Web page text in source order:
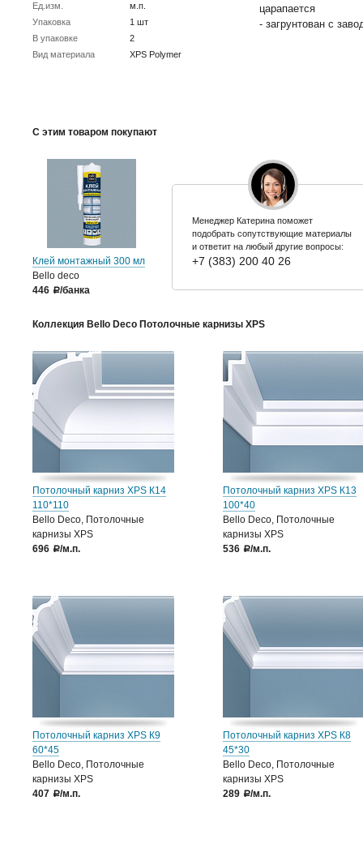
Ед.изм.
м.п.
Упаковка
1 шт
В упаковке
2
Вид материала
XPS Polymer
царапается
- загрунтован с
С этим товаром покупают
Клей монтажный 300 мл
Bello deco
446
a/банка
Менеджер Катерина поможет
подобрать сопутствующие материалы
и ответит на любый другие вопросы:
+7 (383) 200 40 26
Коллекция Bello Deco Потолочные карнизы XPS
Потолочный карниз XPS К14
110*110
Bello Deco, Потолочные
карнизы XPS
696
a/м.п.
Потолочный карниз XPS К13
100*40
Bello Deco, Потолочные
карнизы XPS
536
a/м.п.
Потолочный карниз XPS К9
60*45
Bello Deco, Потолочные
карнизы XPS
407
a/м.п.
Потолочный карниз XPS К8
45*30
Bello Deco, Потолочные
карнизы XPS
289
a/м.п.